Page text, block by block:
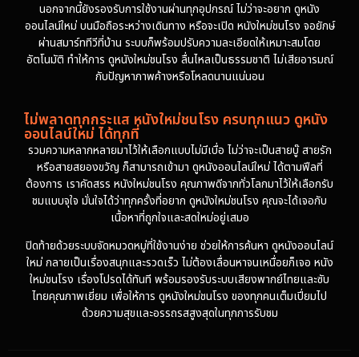
นอกจากนี้ยังรองรับการใช้งานผ่านทุกอุปกรณ์ ไม่ว่าจะอยาก ดูหนัง
ออนไลน์ใหม่ บนมือถือระหว่างเดินทาง หรือจะเปิด หนังใหม่ชนโรง จอยักษ์
ผ่านสมาร์ททีวีที่บ้าน ระบบก็พร้อมปรับความละเอียดให้เหมาะสมโดย
อัตโนมัติ ทำให้การ ดูหนังใหม่ชนโรง ลื่นไหลเป็นธรรมชาติ ไม่เสียอารมณ์
กับปัญหาภาพค้างหรือโหลดนานแน่นอน
ไม่พลาดทุกกระแส หนังใหม่ชนโรง ครบทุกแนว ดูหนัง
ออนไลน์ใหม่ ได้ทุกที่
รวมความหลากหลายมาไว้ให้เลือกแบบไม่มีเบื่อ ไม่ว่าจะเป็นสายบู๊ สายรัก
หรือสายสยองขวัญ ก็สามารถเข้ามา ดูหนังออนไลน์ใหม่ ได้ตามฟีลที่
ต้องการ เราคัดสรร หนังใหม่ชนโรง คุณภาพดีจากทั่วโลกมาไว้ให้เลือกรับ
ชมแบบจุใจ มั่นใจได้ว่าทุกครั้งที่อยาก ดูหนังใหม่ชนโรง คุณจะได้เจอกับ
เนื้อหาที่ถูกใจและสดใหม่อยู่เสมอ
ปิดท้ายด้วยระบบจัดหมวดหมู่ที่ใช้งานง่าย ช่วยให้การค้นหา ดูหนังออนไลน์
ใหม่ กลายเป็นเรื่องสนุกและรวดเร็ว ไม่ต้องเลื่อนหาจนเหนื่อยก็เจอ หนัง
ใหม่ชนโรง เรื่องโปรดได้ทันที พร้อมรองรับระบบเสียงพากย์ไทยและซับ
ไทยคุณภาพเยี่ยม เพื่อให้การ ดูหนังใหม่ชนโรง ของทุกคนเต็มเปี่ยมไป
ด้วยความสุขและอรรถรสสูงสุดในทุกการรับชม